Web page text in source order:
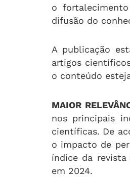
o
difusão do
A publicação
artigos
o conteúdo
MAIOR
nos principais
científicas. De
o impacto de
índice da revista
em 2024.